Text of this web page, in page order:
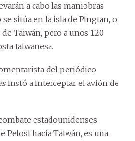
a cabo las maniobras
se sitúa en la isla de Pingtan, o
Taiwán, pero a unos 120
taiwanesa.
del periódico
instó a interceptar el avión de
estadounidenses
Pelosi hacia Taiwán, es una